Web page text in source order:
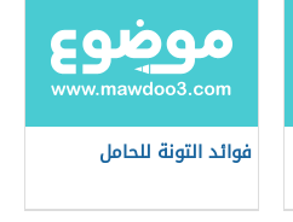
فوائد التونة للحامل